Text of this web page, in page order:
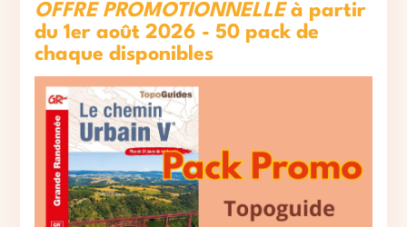
OFFRE PROMOTIONNELLEà partir
du 1er août 2026 - 50 pack de
chaque disponibles